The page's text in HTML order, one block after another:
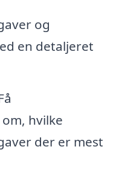
og
en detaljeret
hvilke
der er mest